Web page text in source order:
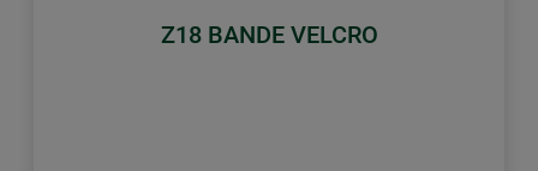
Z18 BANDE VELCRO